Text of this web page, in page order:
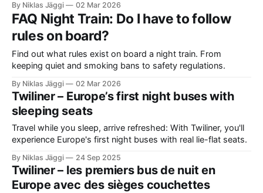
By Niklas Jäggi 02 Mar 2026
FAQ Night Train: Do I have to follow
rules on board?
Find out what rules exist on board a night train. From
keeping quiet and smoking bans to safety regulations.
By Niklas Jäggi 02 Mar 2026
Twiliner – Europe’s first night buses with
sleeping seats
Travel while you sleep, arrive refreshed: With Twiliner, you'll
experience Europe's first night buses with real lie-flat seats.
By Niklas Jäggi 24 Sep 2025
Twiliner – les premiers bus de nuit en
Europe avec des sièges couchettes